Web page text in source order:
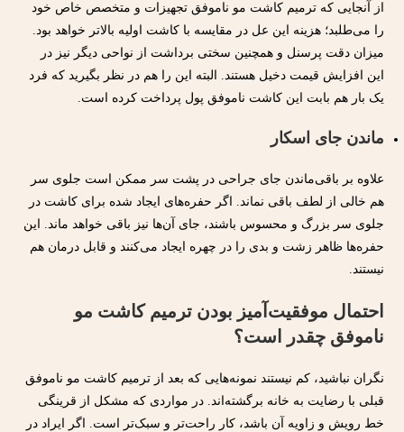
از آنجایی که ترمیم کاشت مو ناموفق تجهیزات و متخصص خاص خود
را می‌طلبد؛ هزینه این عل در مقایسه با کاشت اولیه بالاتر خواهد بود.
میزان دقت پرسنل و همچنین سختی برداشت از نواحی دیگر نیز در
این افزایش قیمت دخیل هستند. البته این را هم در نظر بگیرید که فرد
یک‌ بار هم بابت این کاشت ناموفق پول پرداخت کرده است.
ماندن جای اسکار
علاوه بر باقی‌ماندن جای جراحی در پشت سر ممکن است جلوی سر
هم خالی از لطف باقی نماند. اگر حفره‌های ایجاد شده برای کاشت در
جلوی سر بزرگ و محسوس باشند، جای آن‌ها نیز باقی خواهد ماند. این
حفره‌ها ظاهر زشت و بدی را در چهره ایجاد می‌کنند و قابل درمان هم
نیستند.
احتمال موفقیت‌آمیز بودن ترمیم کاشت مو
ناموفق چقدر است؟
نگران نباشید، کم نیستند نمونه‌هایی که بعد از ترمیم کاشت مو ناموفق
قبلی با رضایت به خانه برگشته‌اند. در مواردی که مشکل از قرینگی
خط رویش و زاویه آن باشد، کار راحت‌تر و سبک‌تر است. اگر ایراد در